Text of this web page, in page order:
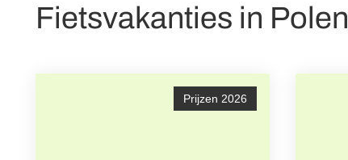
Fietsvakanties in Polen
Prijzen 2026